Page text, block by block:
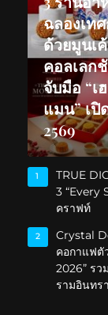
ฉลองเท
ด้วยมูนเ
คอลเลก
จับมือ “เ
แมน” เปิ
2569
1
TRUE
3 “Every
คราฟท์
2
Crystal
คอกาแฟตั
2026” ร
รามอินทรา